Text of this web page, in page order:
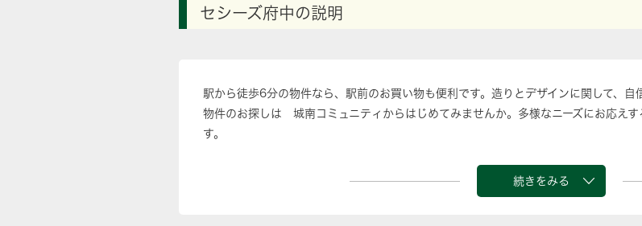
セシーズ府中の説明
駅から徒歩6分の物件なら、駅前のお買い物も便利です。造りとデザインに関して、自
物件のお探しは 城南コミュニティからはじめてみませんか。多様なニーズにお応え
す。
続きをみる